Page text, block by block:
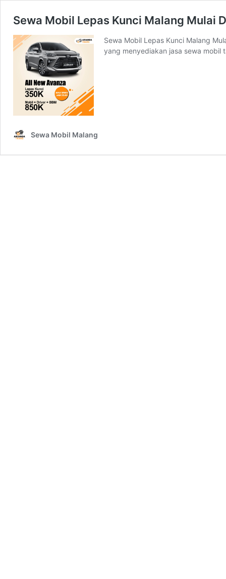
Sewa Mobil Lepas Kunci Malang Mulai
Sewa Mobil Lepas Kunci Malang
yang menyediakan jasa sewa mobil
Sewa Mobil Malang